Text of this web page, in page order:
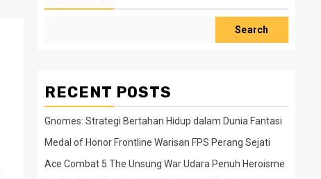
Search
RECENT POSTS
Gnomes: Strategi Bertahan Hidup dalam Dunia Fantasi
Medal of Honor Frontline Warisan FPS Perang Sejati
Ace Combat 5 The Unsung War Udara Penuh Heroisme